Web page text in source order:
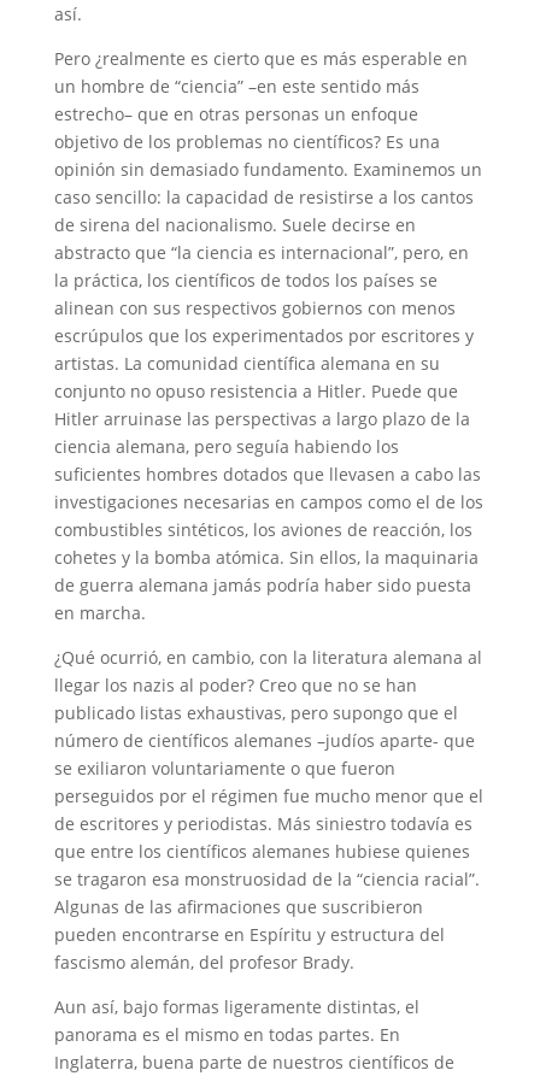
así.
Pero ¿realmente es cierto que es más esperable en
un hombre de “ciencia” –en este sentido más
estrecho– que en otras personas un enfoque
objetivo de los problemas no científicos? Es una
opinión sin demasiado fundamento. Examinemos un
caso sencillo: la capacidad de resistirse a los cantos
de sirena del nacionalismo. Suele decirse en
abstracto que “la ciencia es internacional”, pero, en
la práctica, los científicos de todos los países se
alinean con sus respectivos gobiernos con menos
escrúpulos que los experimentados por escritores y
artistas. La comunidad científica alemana en su
conjunto no opuso resistencia a Hitler. Puede que
Hitler arruinase las perspectivas a largo plazo de la
ciencia alemana, pero seguía habiendo los
suficientes hombres dotados que llevasen a cabo las
investigaciones necesarias en campos como el de los
combustibles sintéticos, los aviones de reacción, los
cohetes y la bomba atómica. Sin ellos, la maquinaria
de guerra alemana jamás podría haber sido puesta
en marcha.
¿Qué ocurrió, en cambio, con la literatura alemana al
llegar los nazis al poder? Creo que no se han
publicado listas exhaustivas, pero supongo que el
número de científicos alemanes –judíos aparte- que
se exiliaron voluntariamente o que fueron
perseguidos por el régimen fue mucho menor que el
de escritores y periodistas. Más siniestro todavía es
que entre los científicos alemanes hubiese quienes
se tragaron esa monstruosidad de la “ciencia racial”.
Algunas de las afirmaciones que suscribieron
pueden encontrarse en Espíritu y estructura del
fascismo alemán, del profesor Brady.
Aun así, bajo formas ligeramente distintas, el
panorama es el mismo en todas partes. En
Inglaterra, buena parte de nuestros científicos de